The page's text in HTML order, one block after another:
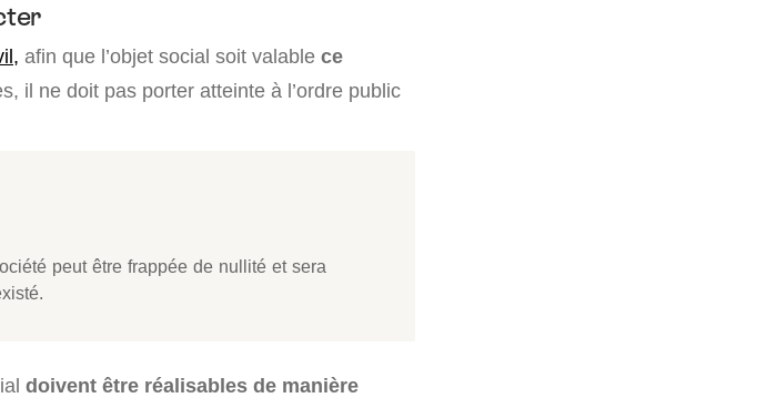
afin que l’objet social soit valable ce
il ne doit pas porter atteinte à l’ordre public
peut être frappée de nullité et sera
doivent être réalisables de manière